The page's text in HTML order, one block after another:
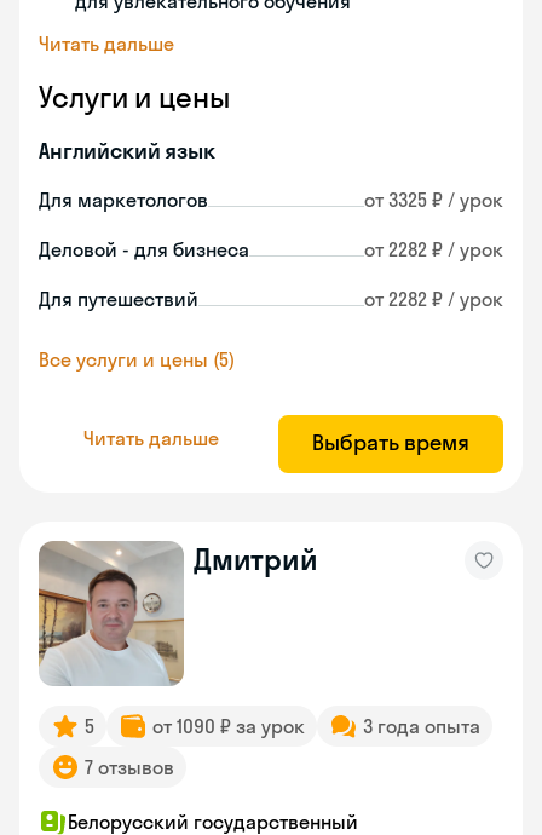
Читать дальше
Услуги и цены
Английский язык
Для маркетологов от 3325 ₽ / урок
Деловой - для бизнеса от 2282 ₽ / урок
Для путешествий от 2282 ₽ / урок
Все услуги и цены (5)
Читать дальше Выбрать время
Дмитрий
5 от 1090 ₽ за урок
3 года опыта
7 отзывов
Белорусский государственный